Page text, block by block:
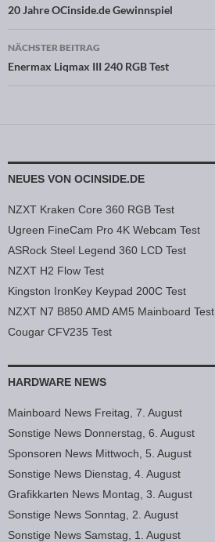
Beitragsnavigation
20 Jahre OCinside.de Gewinnspiel
NÄCHSTER BEITRAG
Enermax Liqmax III 240 RGB Test
NEUES VON OCINSIDE.DE
NZXT Kraken Core 360 RGB Test
Ugreen FineCam Pro 4K Webcam Test
ASRock Steel Legend 360 LCD Test
NZXT H2 Flow Test
Kingston IronKey Keypad 200C Test
NZXT N7 B850 AMD AM5 Mainboard Test
Cougar CFV235 Test
HARDWARE NEWS
Mainboard News Freitag, 7. August
Sonstige News Donnerstag, 6. August
Sponsoren News Mittwoch, 5. August
Sonstige News Dienstag, 4. August
Grafikkarten News Montag, 3. August
Sonstige News Sonntag, 2. August
Sonstige News Samstag, 1. August